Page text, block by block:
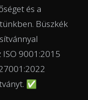
és a
Büszkék
9001:2015
✅